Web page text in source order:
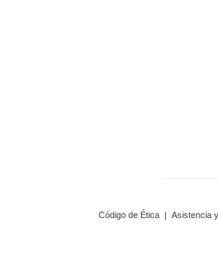
Código de Ética | Asistencia